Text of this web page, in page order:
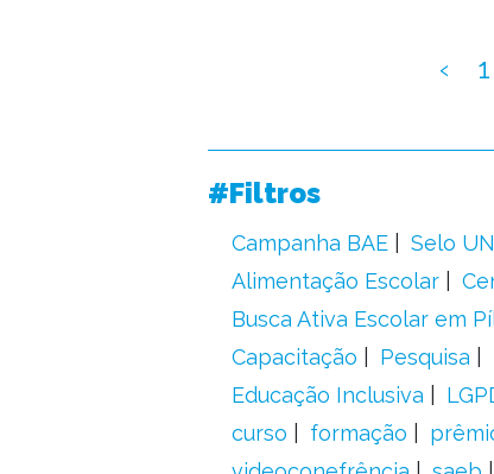
‹ 1
#Filtros
Campanha BAE Selo
Alimentação Escolar
Busca Ativa Escolar em
Capacitação
Pesquisa
Educação Inclusiva
curso
formação